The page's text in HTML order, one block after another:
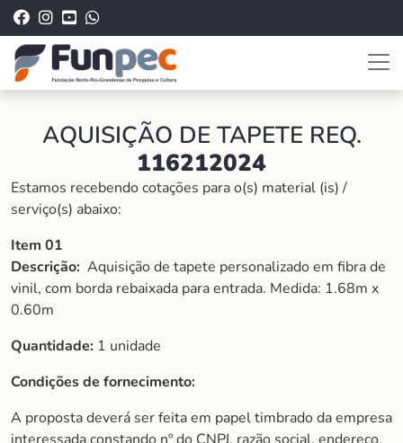
AQUISIÇÃO DE TAPETE REQ.
116212024
Estamos recebendo cotações para o(s) material (is) /
serviço(s) abaixo:
Item 01
Descrição: Aquisição de tapete personalizado em fibra de
vinil, com borda rebaixada para entrada. Medida: 1.68m x
0.60m
Quantidade: 1 unidade
Condições de fornecimento:
A proposta deverá ser feita em papel timbrado da empresa